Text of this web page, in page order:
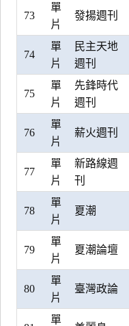
73
單
片
發揚週刊
74
單
片
民主天地
週刊
75
單
片
先鋒時代
週刊
76
單
片
薪火週刊
77
單
片
新路線週
刊
78
單
片
夏潮
79
單
片
夏潮論壇
80
單
片
臺灣政論
單